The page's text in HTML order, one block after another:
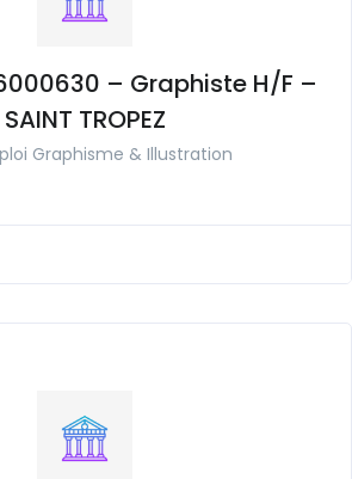
– Graphiste H/F –
SAINT TROPEZ
Graphisme & Illustration